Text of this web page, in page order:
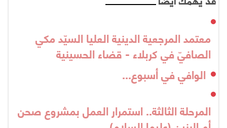
معتمد المرجعية الدينية العليا السيّد مكي
الصافيّ في كربلاء - قضاء الحسينية
الوافي في أسبوع...
المرحلة الثالثة.. استمرار العمل بمشروع صحن